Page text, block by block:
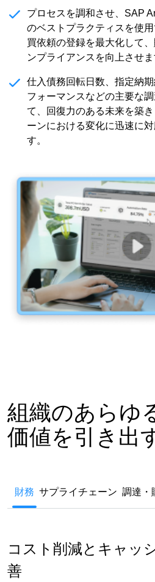
プロセスを調和させ、SAP
のベストプラクティスを使
買依頼の登録を最大化して
ンプライアンスを向上させま
仕入債務回転日数、指定納
フォーマンスなどの主要な
て、回復力のある未来を築
ーンにおける変化に迅速に
す。
組織のあらゆ
価値を引き出
財務 サプライチェーン 調達・
コスト削減とキャッ
善